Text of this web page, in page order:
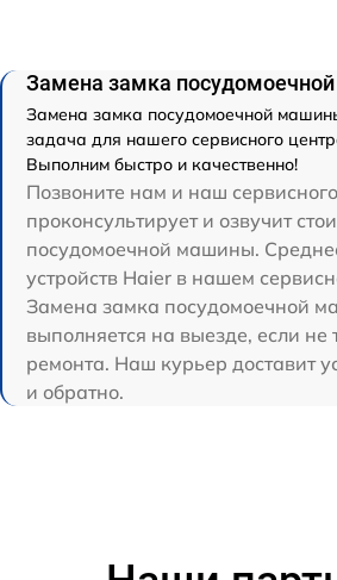
Замена замка
Замена замка посудомоечной
задача для нашего сервисного
Выполним быстро и качественно!
Позвоните нам и наш
проконсультирует и озвучит
посудомоечной машины.
устройств Haier в нашем
Замена замка посудомоечной
выполняется на выезде, если не
ремонта. Наш курьер доставит
и обратно.